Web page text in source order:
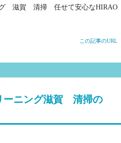
グ 滋賀 清掃 任せて安心なHIRAO
この記事のURL
ーニング滋賀 清掃の